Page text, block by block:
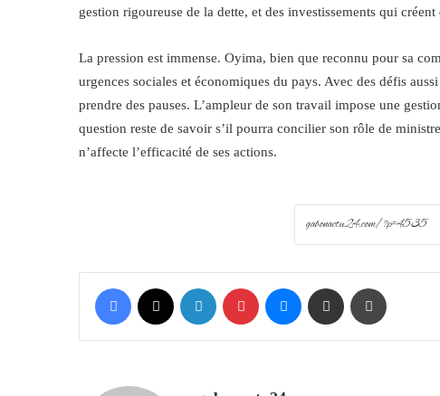
gestion rigoureuse de la dette, et des investissements qui
La pression est immense. Oyima, bien que reconnu pour sa
urgences sociales et économiques du pays. Avec des défis
prendre des pauses. L’ampleur de son travail impose une
question reste de savoir s’il pourra concilier son rôle de
n’affecte l’efficacité de ses actions.
Facebook LinkedIn Pinterest Messenger Share via Email